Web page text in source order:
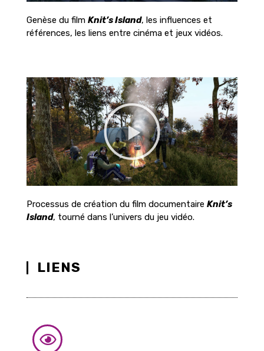
Genèse du film Knit’s Island, les influences et
références, les liens entre cinéma et jeux vidéos.
Processus de création du film documentaire Knit’s
Island, tourné dans l’univers du jeu vidéo.
LIENS